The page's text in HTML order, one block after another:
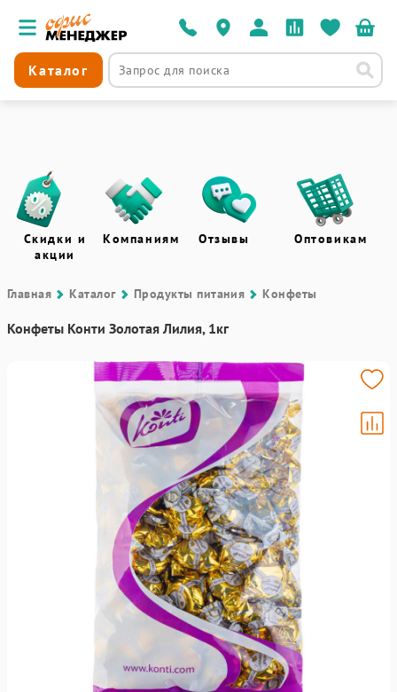
Каталог
Скидки и
акции
Компаниям Отзывы Оптовикам
Главная Каталог Продукты питания Конфеты
Конфеты Конти Золотая Лилия, 1кг